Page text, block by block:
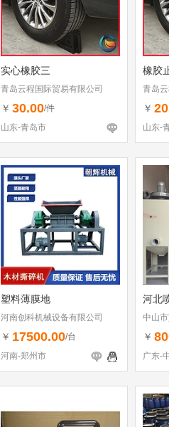
实心橡胶三
青岛云程国际贸易有限公司
￥ 30.00/件
山东-青岛市
橡胶
青岛
￥
山东-
塑料薄膜地
河南创科机械设备有限公司
￥ 17500.00/台
河南-郑州市
河北
中山
￥
广东-